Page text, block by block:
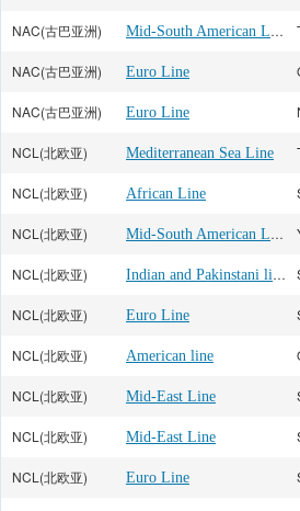
NAC(古巴亚洲) Mid-South American Line
NAC(古巴亚洲) Euro Line
NAC(古巴亚洲) Euro Line
NCL(北欧亚) Mediterranean Sea Line
NCL(北欧亚) African Line
NCL(北欧亚) Mid-South American Line
NCL(北欧亚) Indian and Pakinstani line
NCL(北欧亚) Euro Line
NCL(北欧亚) American line
NCL(北欧亚) Mid-East Line
NCL(北欧亚) Mid-East Line
NCL(北欧亚) Euro Line